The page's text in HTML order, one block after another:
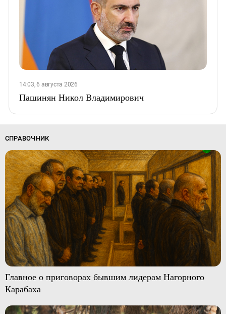
14:03, 6 августа 2026
Пашинян Никол Владимирович
СПРАВОЧНИК
Главное о приговорах бывшим лидерам Нагорного
Карабаха